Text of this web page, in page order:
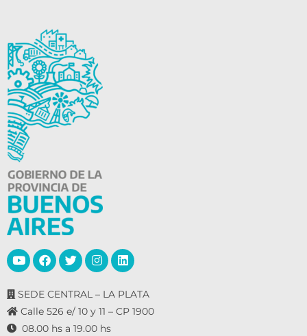
SEDE CENTRAL – LA PLATA
Calle 526 e/ 10 y 11 – CP 1900
08.00 hs a 19.00 hs